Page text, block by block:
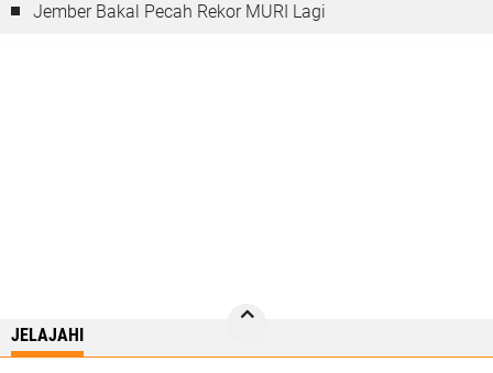
Jember Bakal Pecah Rekor MURI Lagi
JELAJAHI